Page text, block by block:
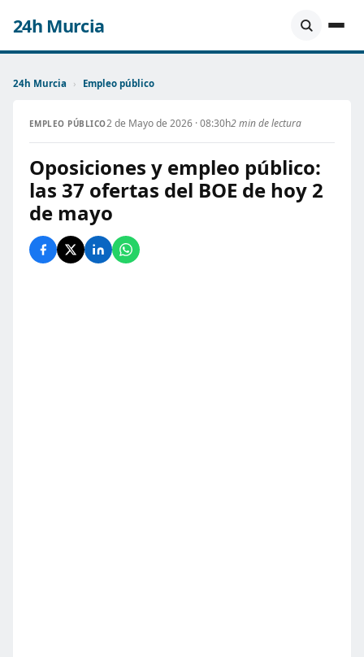
24h Murcia
24h Murcia › Empleo público
EMPLEO PÚBLICO2 de Mayo de 2026 · 08:30h2 min de lectura
Oposiciones y empleo público:
las 37 ofertas del BOE de hoy 2
de mayo